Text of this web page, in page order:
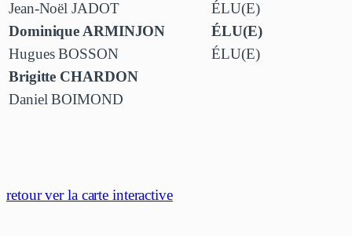
Jean-Noël JADOT
ÉLU(E)
Dominique ARMINJON
ÉLU(E)
Hugues BOSSON
ÉLU(E)
Brigitte CHARDON
Daniel BOIMOND
retour ver la carte interactive